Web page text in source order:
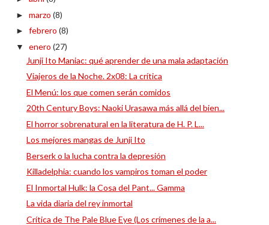
► marzo (8)
► febrero (8)
▼ enero (27)
Junji Ito Maniac: qué aprender de una mala adaptación
Viajeros de la Noche. 2x08: La crítica
El Menú: los que comen serán comidos
20th Century Boys: Naoki Urasawa más allá del bien...
El horror sobrenatural en la literatura de H. P. L...
Los mejores mangas de Junji Ito
Berserk o la lucha contra la depresión
Killadelphia: cuando los vampiros toman el poder
El Inmortal Hulk: la Cosa del Pant... Gamma
La vida diaria del rey inmortal
Crítica de The Pale Blue Eye (Los crímenes de la a...